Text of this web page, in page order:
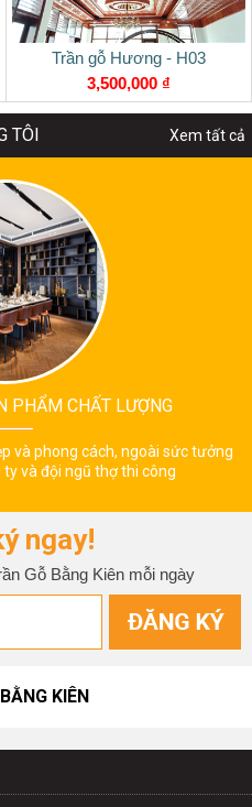
Trần gỗ Hương - H03
3,500,000 ₫
Xem tất cả
TÔI
PHẨM CHẤT LƯỢNG
và phong cách, ngoài sức tưởng
và đội ngũ thợ thi công
ngay!
Gỗ Bằng Kiên mỗi ngày
KIÊN